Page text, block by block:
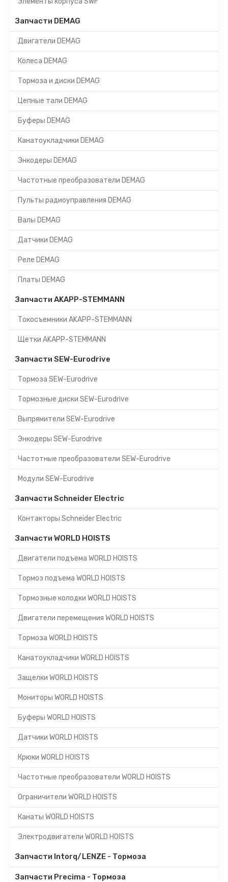
Запчасти DEMAG
Двигатели DEMAG
Колеса DEMAG
Тормоза и диски DEMAG
Цепные тали DEMAG
Буферы DEMAG
Канатоукладчики DEMAG
Энкодеры DEMAG
Частотные преобразователи DEMAG
Пульты радиоуправления DEMAG
Валы DEMAG
Датчики DEMAG
Реле DEMAG
Платы DEMAG
Запчасти AKAPP-STEMMANN
Токосъемники AKAPP-STEMMANN
Щетки AKAPP-STEMMANN
Запчасти SEW-Eurodrive
Тормоза SEW-Eurodrive
Тормозные диски SEW-Eurodrive
Выпрямители SEW-Eurodrive
Энкодеры SEW-Eurodrive
Частотные преобразователи SEW-Eurodrive
Модули SEW-Eurodrive
Запчасти Schneider Electric
Контакторы Schneider Electric
Запчасти WORLD HOISTS
Двигатели подъема WORLD HOISTS
Тормоз подъема WORLD HOISTS
Тормозные колодки WORLD HOISTS
Двигатели перемещения WORLD HOISTS
Тормоза WORLD HOISTS
Канатоукладчики WORLD HOISTS
Защелки WORLD HOISTS
Мониторы WORLD HOISTS
Буферы WORLD HOISTS
Датчики WORLD HOISTS
Крюки WORLD HOISTS
Частотные преобразователи WORLD HOISTS
Ограничители WORLD HOISTS
Канаты WORLD HOISTS
Электродвигатели WORLD HOISTS
Запчасти Intorq/LENZE - Тормоза
Запчасти Precima - Тормоза